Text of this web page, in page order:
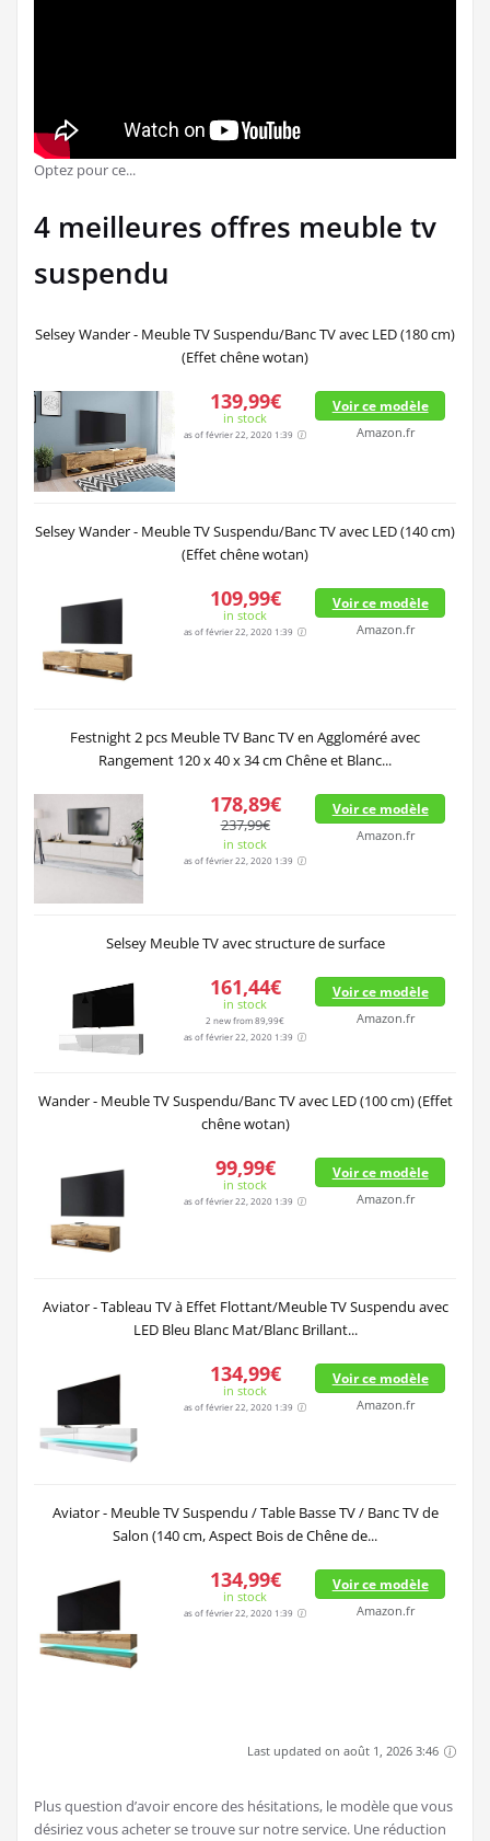
Optez pour ce...
4 meilleures offres meuble tv
suspendu
Selsey Wander - Meuble TV Suspendu/Banc TV avec LED (180 cm)
(Effet chêne wotan)
139,99€
in stock
as of février 22, 2020 1:39
Voir ce modèle
Amazon.fr
Selsey Wander - Meuble TV Suspendu/Banc TV avec LED (140 cm)
(Effet chêne wotan)
109,99€
in stock
as of février 22, 2020 1:39
Voir ce modèle
Amazon.fr
Festnight 2 pcs Meuble TV Banc TV en Aggloméré avec
Rangement 120 x 40 x 34 cm Chêne et Blanc...
178,89€
237,99€
in stock
as of février 22, 2020 1:39
Voir ce modèle
Amazon.fr
Selsey Meuble TV avec structure de surface
161,44€
in stock
2 new from 89,99€
as of février 22, 2020 1:39
Voir ce modèle
Amazon.fr
Wander - Meuble TV Suspendu/Banc TV avec LED (100 cm) (Effet
chêne wotan)
99,99€
in stock
as of février 22, 2020 1:39
Voir ce modèle
Amazon.fr
Aviator - Tableau TV à Effet Flottant/Meuble TV Suspendu avec
LED Bleu Blanc Mat/Blanc Brillant...
134,99€
in stock
as of février 22, 2020 1:39
Voir ce modèle
Amazon.fr
Aviator - Meuble TV Suspendu / Table Basse TV / Banc TV de
Salon (140 cm, Aspect Bois de Chêne de...
134,99€
in stock
as of février 22, 2020 1:39
Voir ce modèle
Amazon.fr
Last updated on août 1, 2026 3:46
Plus question d’avoir encore des hésitations, le modèle que vous
désiriez vous acheter se trouve sur notre service. Une réduction